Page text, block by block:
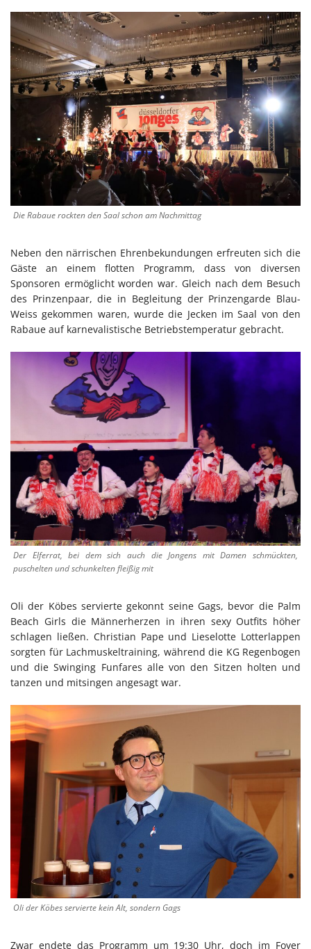
Die Rabaue rockten den Saal schon am Nachmittag
Neben den närrischen Ehrenbekundungen erfreuten sich die
Gäste an einem flotten Programm, dass von diversen
Sponsoren ermöglicht worden war. Gleich nach dem Besuch
des Prinzenpaar, die in Begleitung der Prinzengarde Blau-
Weiss gekommen waren, wurde die Jecken im Saal von den
Rabaue auf karnevalistische Betriebstemperatur gebracht.
Der Elferrat, bei dem sich auch die Jongens mit Damen schmückten,
puschelten und schunkelten fleißig mit
Oli der Köbes servierte gekonnt seine Gags, bevor die Palm
Beach Girls die Männerherzen in ihren sexy Outfits höher
schlagen ließen. Christian Pape und Lieselotte Lotterlappen
sorgten für Lachmuskeltraining, während die KG Regenbogen
und die Swinging Funfares alle von den Sitzen holten und
tanzen und mitsingen angesagt war.
Oli der Köbes servierte kein Alt, sondern Gags
Zwar endete das Programm um 19:30 Uhr, doch im Foyer